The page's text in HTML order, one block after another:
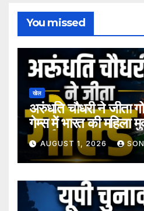
You missed
खेल
अरुंधति चौधरी ने जीता
गेम्स में भारत की महिला
प्रदर्शन
AUGUST 1, 2026